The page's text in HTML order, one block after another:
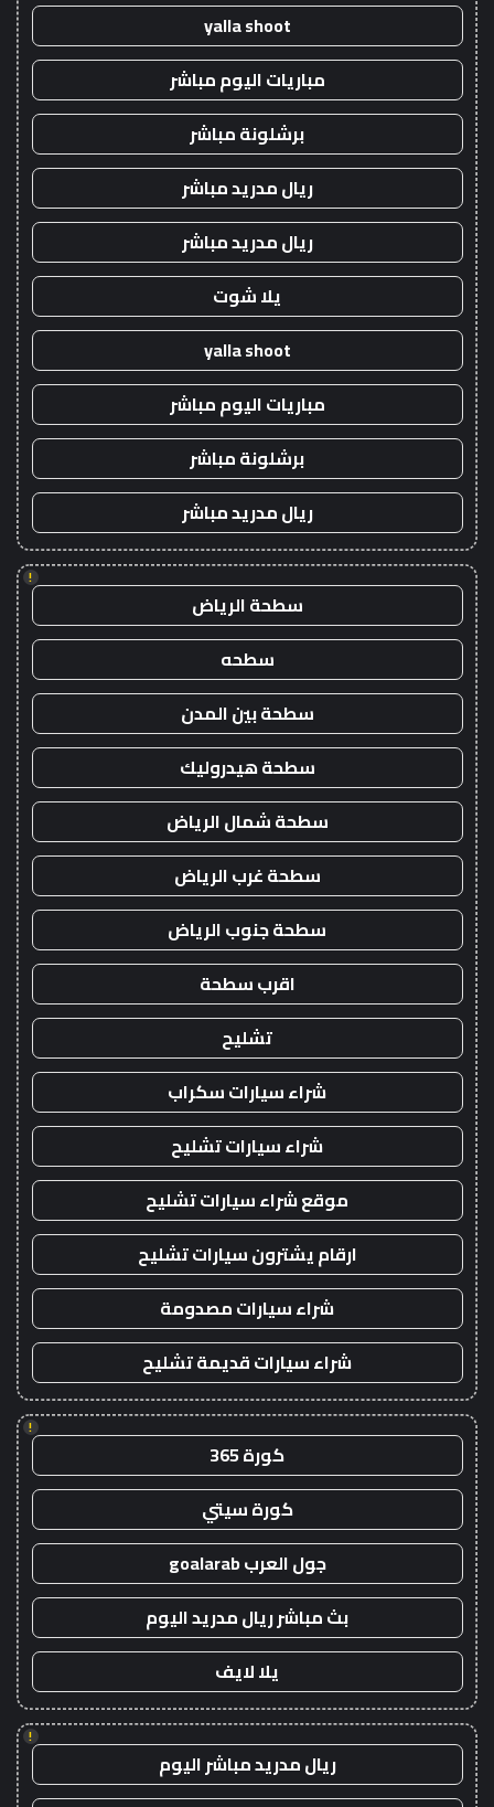
yalla shoot
مباريات اليوم مباشر
برشلونة مباشر
ريال مدريد مباشر
ريال مدريد مباشر
يلا شوت
yalla shoot
مباريات اليوم مباشر
برشلونة مباشر
ريال مدريد مباشر
!
سطحة الرياض
سطحه
سطحة بين المدن
سطحة هيدروليك
سطحة شمال الرياض
سطحة غرب الرياض
سطحة جنوب الرياض
اقرب سطحة
تشليح
شراء سيارات سكراب
شراء سيارات تشليح
موقع شراء سيارات تشليح
ارقام يشترون سيارات تشليح
شراء سيارات مصدومة
شراء سيارات قديمة تشليح
!
كورة 365
كورة سيتي
جول العرب goalarab
بث مباشر ريال مدريد اليوم
يلا لايف
!
ريال مدريد مباشر اليوم